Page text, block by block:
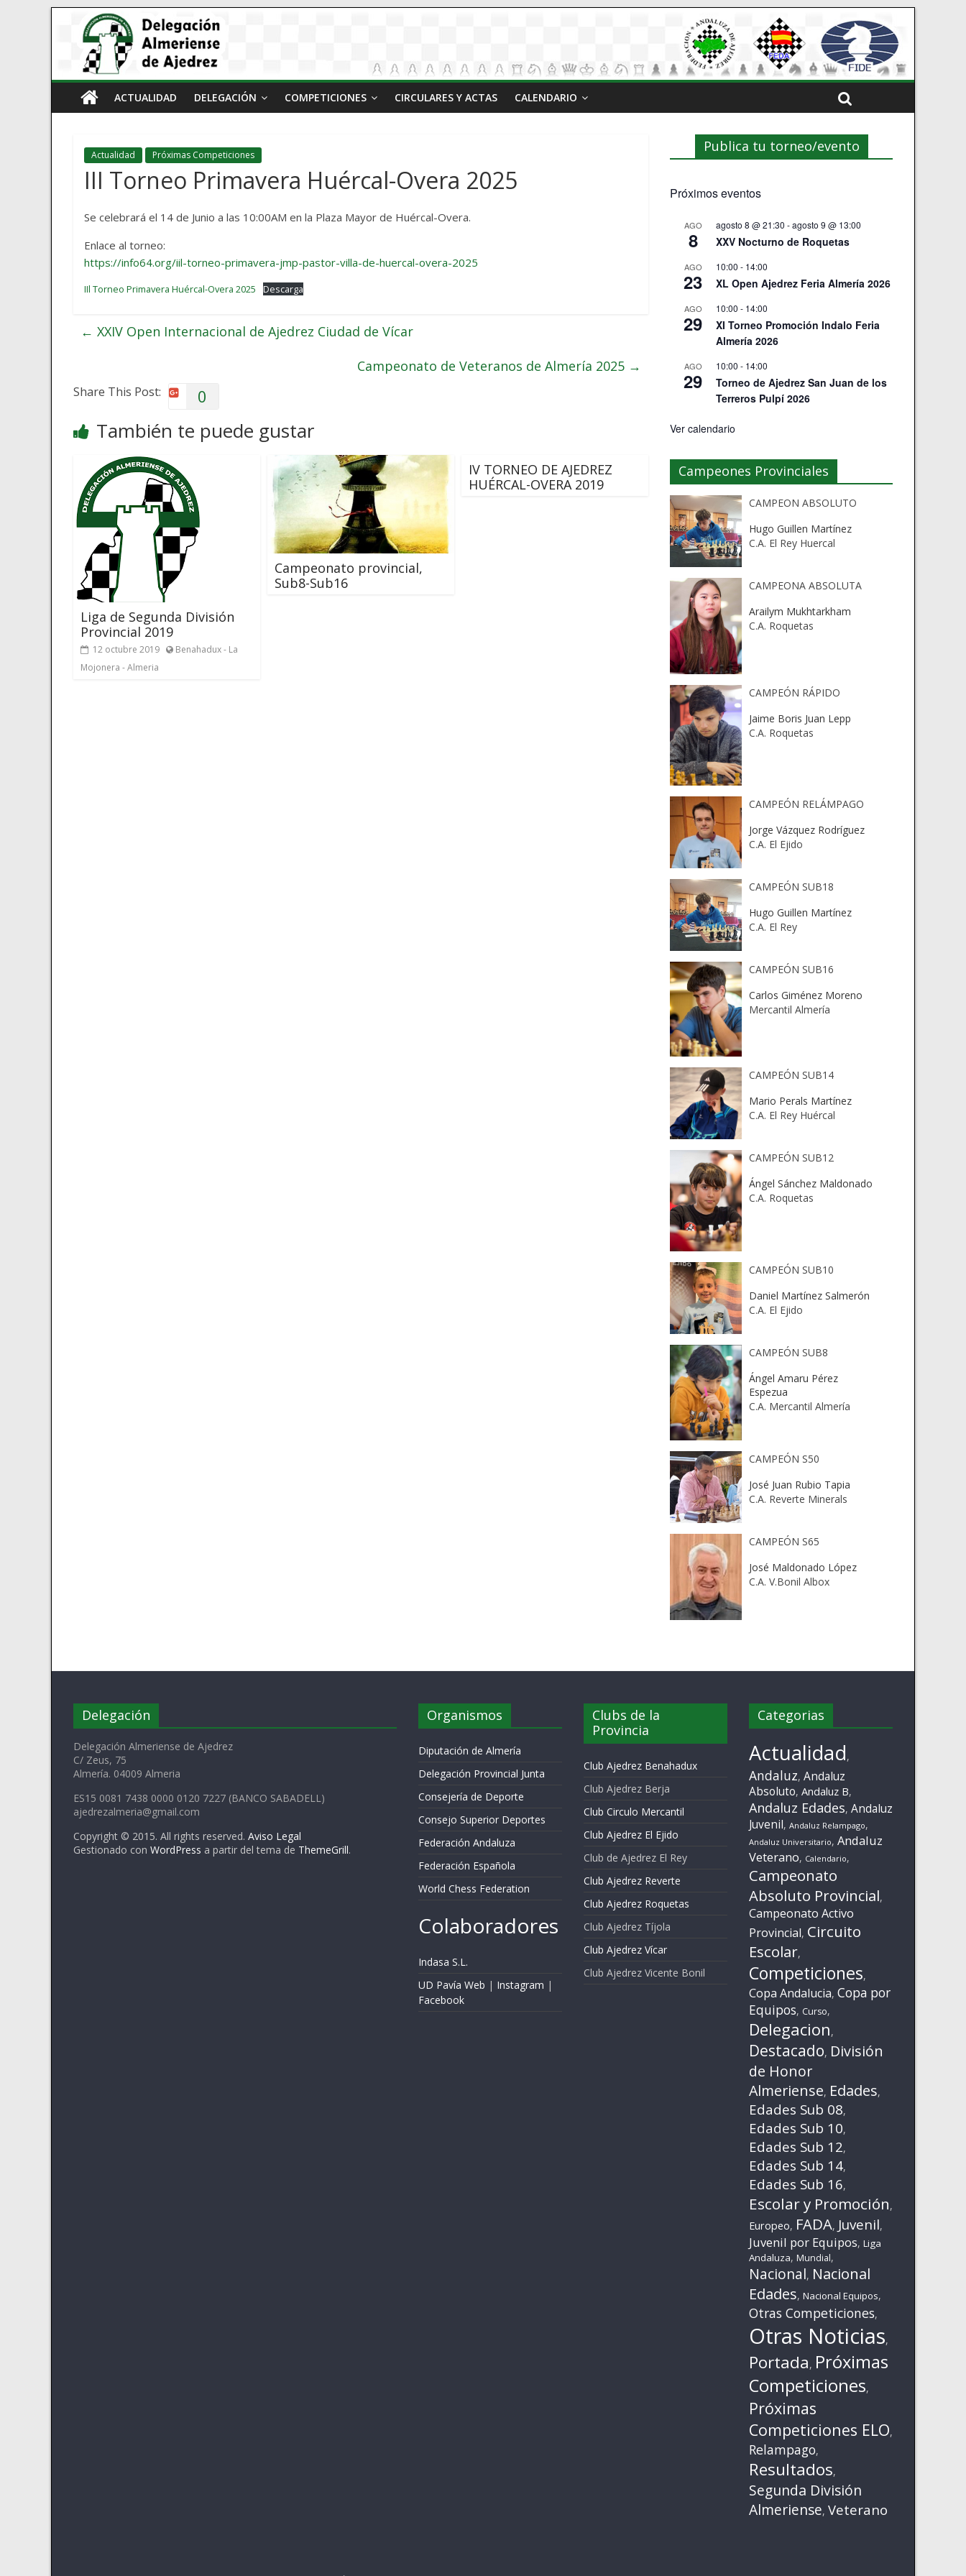
ACTUALIDAD DELEGACIÓN COMPETICIONES CIRCULARES Y ACTAS CALENDARIO
Actualidad Próximas Competiciones
III Torneo Primavera Huércal-Overa 2025
Se celebrará el 14 de Junio a las 10:00AM en la Plaza Mayor de Huércal-Overa.
Enlace al torneo:
https://info64.org/iil-torneo-primavera-jmp-pastor-villa-de-huercal-overa-2025
IIl Torneo Primavera Huércal-Overa 2025 Descarga
← XXIV Open Internacional de Ajedrez Ciudad de Vícar
Campeonato de Veteranos de Almería 2025 →
Share This Post: 0
También te puede gustar
Liga de Segunda División
Provincial 2019
12 octubre 2019
Benahadux - La
Mojonera - Almeria
Campeonato provincial,
Sub8-Sub16
IV TORNEO DE AJEDREZ
HUÉRCAL-OVERA 2019
Publica tu torneo/evento
Próximos eventos
AGO
8
agosto 8 @ 21:30 -agosto 9 @ 13:00
XXV Nocturno de Roquetas
AGO
23
10:00 - 14:00
XL Open Ajedrez Feria Almería 2026
AGO
29
10:00 - 14:00
XI Torneo Promoción Indalo Feria
Almería 2026
AGO
29
10:00 - 14:00
Torneo de Ajedrez San Juan de los
Terreros Pulpí 2026
Ver calendario
Campeones Provinciales
CAMPEON ABSOLUTO
Hugo Guillen Martínez
C.A. El Rey Huercal
CAMPEONA ABSOLUTA
Arailym Mukhtarkham
C.A. Roquetas
CAMPEÓN RÁPIDO
Jaime Boris Juan Lepp
C.A. Roquetas
CAMPEÓN RELÁMPAGO
Jorge Vázquez Rodríguez
C.A. El Ejido
CAMPEÓN SUB18
Hugo Guillen Martínez
C.A. El Rey
CAMPEÓN SUB16
Carlos Giménez Moreno
Mercantil Almería
CAMPEÓN SUB14
Mario Perals Martínez
C.A. El Rey Huércal
CAMPEÓN SUB12
Ángel Sánchez Maldonado
C.A. Roquetas
CAMPEÓN SUB10
Daniel Martínez Salmerón
C.A. El Ejido
CAMPEÓN SUB8
Ángel Amaru Pérez
Espezua
C.A. Mercantil Almería
CAMPEÓN S50
José Juan Rubio Tapia
C.A. Reverte Minerals
CAMPEÓN S65
José Maldonado López
C.A. V.Bonil Albox
Delegación
Delegación Almeriense de Ajedrez
C/ Zeus, 75
Almería. 04009 Almeria
ES15 0081 7438 0000 0120 7227 (BANCO SABADELL)
ajedrezalmeria@gmail.com
Copyright © 2015. All rights reserved. Aviso Legal
Gestionado con WordPress a partir del tema de ThemeGrill.
Organismos
Diputación de Almería
Delegación Provincial Junta
Consejería de Deporte
Consejo Superior Deportes
Federación Andaluza
Federación Española
World Chess Federation
Colaboradores
Indasa S.L.
UD Pavía Web | Instagram |
Facebook
Clubs de la
Provincia
Club Ajedrez Benahadux
Club Ajedrez Berja
Club Circulo Mercantil
Club Ajedrez El Ejido
Club de Ajedrez El Rey
Club Ajedrez Reverte
Club Ajedrez Roquetas
Club Ajedrez Tíjola
Club Ajedrez Vícar
Club Ajedrez Vicente Bonil
Categorias
Actualidad,
Andaluz, Andaluz
Absoluto, Andaluz B,
Andaluz Edades, Andaluz
Juvenil, Andaluz Relampago,
Andaluz Universitario, Andaluz
Veterano, Calendario,
Campeonato
Absoluto Provincial,
Campeonato Activo
Provincial, Circuito
Escolar,
Competiciones,
Copa Andalucia, Copa por
Equipos, Curso,
Delegacion,
Destacado, División
de Honor
Almeriense, Edades,
Edades Sub 08,
Edades Sub 10,
Edades Sub 12,
Edades Sub 14,
Edades Sub 16,
Escolar y Promoción,
Europeo, FADA, Juvenil,
Juvenil por Equipos, Liga
Andaluza, Mundial,
Nacional, Nacional
Edades, Nacional Equipos,
Otras Competiciones,
Otras Noticias,
Portada, Próximas
Competiciones,
Próximas
Competiciones ELO,
Relampago,
Resultados,
Segunda División
Almeriense, Veterano